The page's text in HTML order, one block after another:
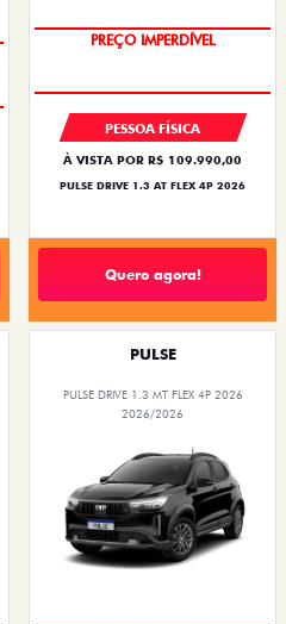
PREÇO IMPERDÍVEL
PESSOA FÍSICA
À VISTA POR R$ 109.990,00
PULSE DRIVE 1.3 AT FLEX 4P 2026
Quero agora!
PULSE
PULSE DRIVE 1.3 MT FLEX 4P 2026
2026/2026